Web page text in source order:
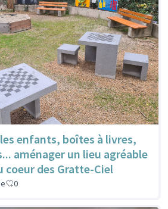
enfants, boîtes à livres,
aménager un lieu agréable
coeur des Gratte-Ciel
0